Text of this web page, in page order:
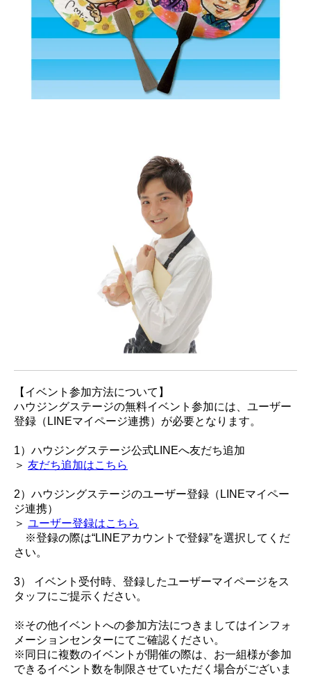
【イベント参加方法について】
ハウジングステージの無料イベント参加には、ユーザー
登録（LINEマイページ連携）が必要となります。
1）ハウジングステージ公式LINEへ友だち追加
＞ 友だち追加はこちら
2）ハウジングステージのユーザー登録（LINEマイペー
ジ連携）
＞ ユーザー登録はこちら
※登録の際は“LINEアカウントで登録”を選択してくだ
さい。
3） イベント受付時、登録したユーザーマイページをス
タッフにご提示ください。
※その他イベントへの参加方法につきましてはインフォ
メーションセンターにてご確認ください。
※同日に複数のイベントが開催の際は、お一組様が参加
できるイベント数を制限させていただく場合がございま